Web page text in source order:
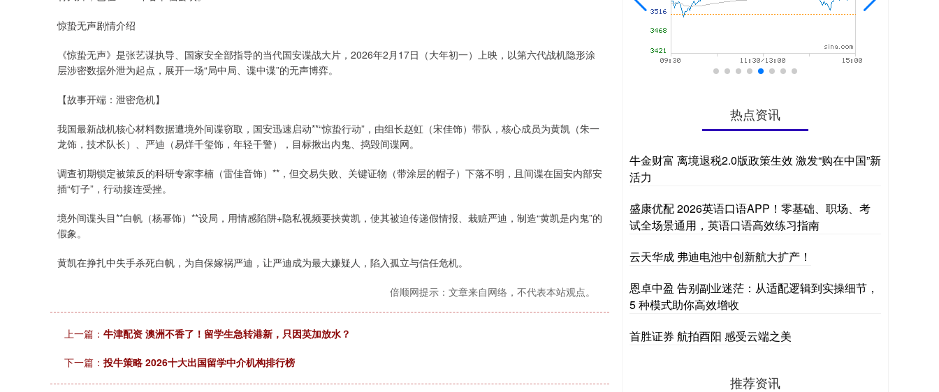
惊蛰无声剧情介绍
《惊蛰无声》是张艺谋执导、国家安全部指导的当代国安谍战大片，2026年2月17日（大年初一）上映，以第六代战机隐形涂
层涉密数据外泄为起点，展开一场“局中局、谍中谍”的无声博弈。
【故事开端：泄密危机】
我国最新战机核心材料数据遭境外间谍窃取，国安迅速启动**“惊蛰行动”，由组长赵虹（宋佳饰）带队，核心成员为黄凯（朱一
龙饰，技术队长）、严迪（易烊千玺饰，年轻干警），目标揪出内鬼、捣毁间谍网。
调查初期锁定被策反的科研专家李楠（雷佳音饰）**，但交易失败、关键证物（带涂层的帽子）下落不明，且间谍在国安内部安
插“钉子”，行动接连受挫。
境外间谍头目**白帆（杨幂饰）**设局，用情感陷阱+隐私视频要挟黄凯，使其被迫传递假情报、栽赃严迪，制造“黄凯是内鬼”的
假象。
黄凯在挣扎中失手杀死白帆，为自保嫁祸严迪，让严迪成为最大嫌疑人，陷入孤立与信任危机。
倍顺网提示：文章来自网络，不代表本站观点。
上一篇： 牛津配资 澳洲不香了！留学生急转港新，只因英加放水？
下一篇： 投牛策略 2026十大出国留学中介机构排行榜
热点资讯
牛金财富 离境退税2.0版政策生效 激发“购在中国”新
活力
盛康优配 2026英语口语APP！零基础、职场、考
试全场景通用，英语口语高效练习指南
云天华成 弗迪电池中创新航大扩产！
恩卓中盈 告别副业迷茫：从适配逻辑到实操细节，
5 种模式助你高效增收
首胜证券 航拍酉阳 感受云端之美
推荐资讯